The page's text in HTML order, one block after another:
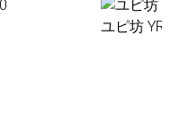
ユピ坊 YR-